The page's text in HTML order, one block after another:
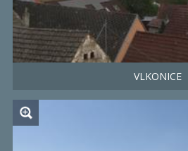
VLKONICE